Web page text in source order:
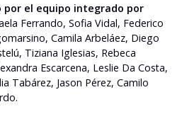
por el equipo integrado por
Ferrando, Sofia Vidal, Federico
Camila Arbeláez, Diego
Tiziana Iglesias, Rebeca
Escarcena, Leslie Da Costa,
Tabárez, Jason Pérez, Camilo